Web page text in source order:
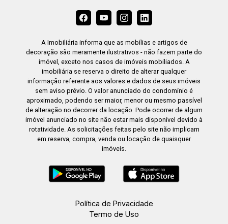
A Imobiliária informa que as mobílias e artigos de
decoração são meramente ilustrativos - não fazem parte do
imóvel, exceto nos casos de imóveis mobiliados. A
imobiliária se reserva o direito de alterar qualquer
informação referente aos valores e dados de seus imóveis
sem aviso prévio. O valor anunciado do condomínio é
aproximado, podendo ser maior, menor ou mesmo passível
de alteração no decorrer da locação. Pode ocorrer de algum
imóvel anunciado no site não estar mais disponível devido à
rotatividade. As solicitações feitas pelo site não implicam
em reserva, compra, venda ou locação de quaisquer
imóveis.
Política de Privacidade
Termo de Uso